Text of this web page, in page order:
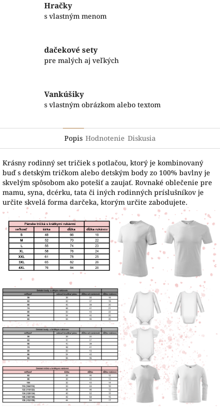
Hračky
s vlastným menom
dačekové sety
pre malých aj veľkých
Vankúšiky
s vlastným obrázkom alebo textom
Popis Hodnotenie Diskusia
Krásny rodinný set tričiek s potlačou, ktorý je kombinovaný
buď s detským tričkom alebo detským body zo 100% bavlny je
skvelým spôsobom ako potešiť a zaujať. Rovnaké oblečenie pre
mamu, syna, dcérku, tata či iných rodinných príslušníkov je
určite skvelá forma darčeka, ktorým určite zabodujete.